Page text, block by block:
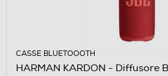
CASSE BLUETOOOTH
HARMAN KARDON - Diffusore